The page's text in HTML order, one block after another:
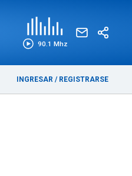
90.1 Mhz
INGRESAR / REGISTRARSE